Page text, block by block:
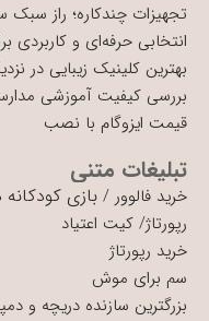
تجهیزات چندکاره؛ راز
انتخابی حرفه‌ای و
بهترین کلینیک زیبایی در
بررسی کیفیت آموزشی
قیمت ایزوگام با نصب
تبلیغات متنی
خرید فالوور / بازی کودکانه
رپورتاژ/ کیت اعتیاد
خرید رپورتاژ
سم برای موش
بزرگترین سازنده دریچه و